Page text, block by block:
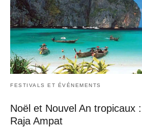
FESTIVALS ET ÉVÉNEMENTS
Noël et Nouvel An tropicaux
Raja Ampat